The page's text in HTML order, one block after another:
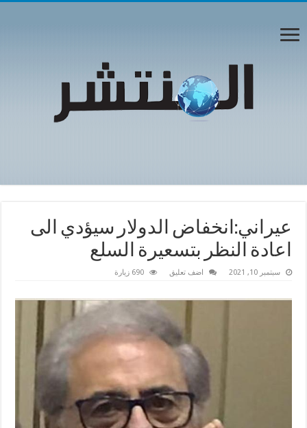
عيراني:انخفاض الدولار سيؤدي الى
اعادة النظر بتسعيرة السلع
سبتمبر 10, 2021 اضف تعليق 690 زيارة